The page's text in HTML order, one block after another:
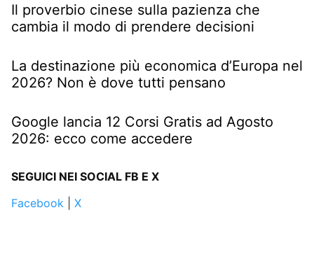
Il proverbio cinese sulla pazienza che
cambia il modo di prendere decisioni
La destinazione più economica d’Europa nel
2026? Non è dove tutti pensano
Google lancia 12 Corsi Gratis ad Agosto
2026: ecco come accedere
SEGUICI NEI SOCIAL FB E X
Facebook
X